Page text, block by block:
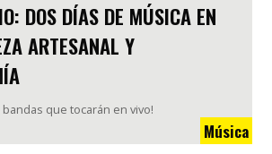
DOS DÍAS DE MÚSICA EN
ARTESANAL Y
que tocarán en vivo!
Música